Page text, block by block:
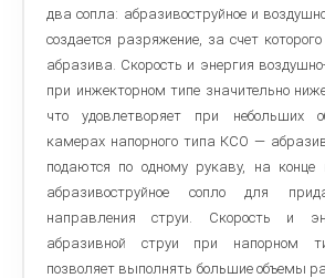
два сопла: абразивоструйное и
создается разряжение, за счет которого
абразива. Скорость и энергия
при инжекторном типе значительно
что удовлетворяет при небольших
камерах напорного типа КСО —
подаются по одному рукаву, на конце
абразивоструйное сопло для
направления струи. Скорость и
абразивной струи при напорном
позволяет выполнять большие объемы